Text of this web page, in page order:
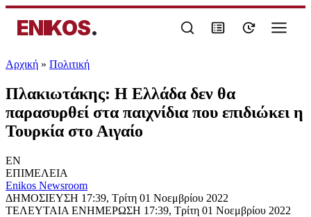
ENIKOS.
Αρχική » Πολιτική
Πλακιωτάκης: Η Ελλάδα δεν θα
παρασυρθεί στα παιχνίδια που επιδιώκει η
Τουρκία στο Αιγαίο
EN
ΕΠΙΜΕΛΕΙΑ
Enikos Newsroom
ΔΗΜΟΣΙΕΥΣΗ 17:39, Τρίτη 01 Νοεμβρίου 2022
ΤΕΛΕΥΤΑΙΑ ΕΝΗΜΕΡΩΣΗ 17:39, Τρίτη 01 Νοεμβρίου 2022